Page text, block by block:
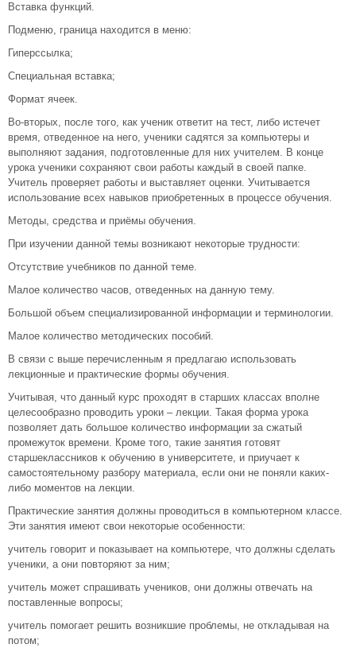
Вставка функций.
Подменю, граница находится в меню:
Гиперссылка;
Специальная вставка;
Формат ячеек.
Во-вторых, после того, как ученик ответит на тест, либо истечет
время, отведенное на него, ученики садятся за компьютеры и
выполняют задания, подготовленные для них учителем. В конце
урока ученики сохраняют свои работы каждый в своей папке.
Учитель проверяет работы и выставляет оценки. Учитывается
использование всех навыков приобретенных в процессе обучения.
Методы, средства и приёмы обучения.
При изучении данной темы возникают некоторые трудности:
Отсутствие учебников по данной теме.
Малое количество часов, отведенных на данную тему.
Большой объем специализированной информации и терминологии.
Малое количество методических пособий.
В связи с выше перечисленным я предлагаю использовать
лекционные и практические формы обучения.
Учитывая, что данный курс проходят в старших классах вполне
целесообразно проводить уроки – лекции. Такая форма урока
позволяет дать большое количество информации за сжатый
промежуток времени. Кроме того, такие занятия готовят
старшеклассников к обучению в университете, и приучает к
самостоятельному разбору материала, если они не поняли каких-
либо моментов на лекции.
Практические занятия должны проводиться в компьютерном классе.
Эти занятия имеют свои некоторые особенности:
учитель говорит и показывает на компьютере, что должны сделать
ученики, а они повторяют за ним;
учитель может спрашивать учеников, они должны отвечать на
поставленные вопросы;
учитель помогает решить возникшие проблемы, не откладывая на
потом;